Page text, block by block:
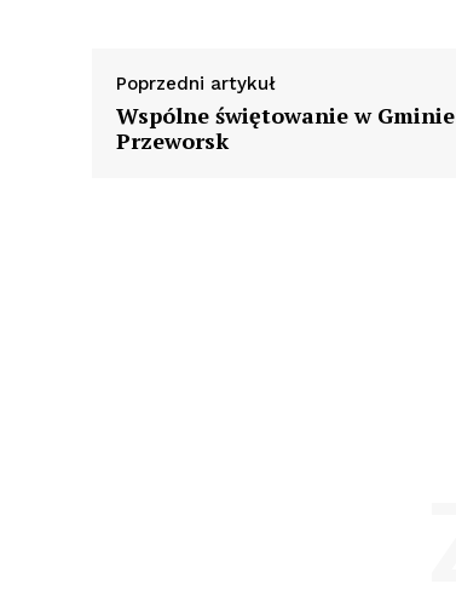
Poprzedni artykuł
Wspólne świętowanie w Gminie
Przeworsk